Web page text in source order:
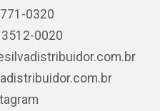
0320
0020